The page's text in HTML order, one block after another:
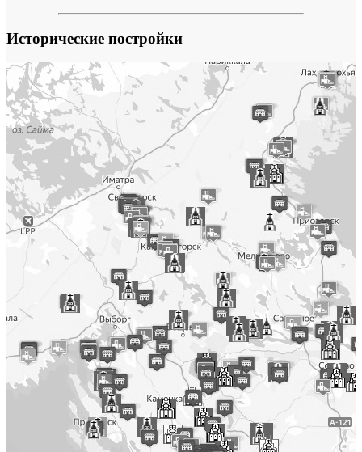
Исторические постройки